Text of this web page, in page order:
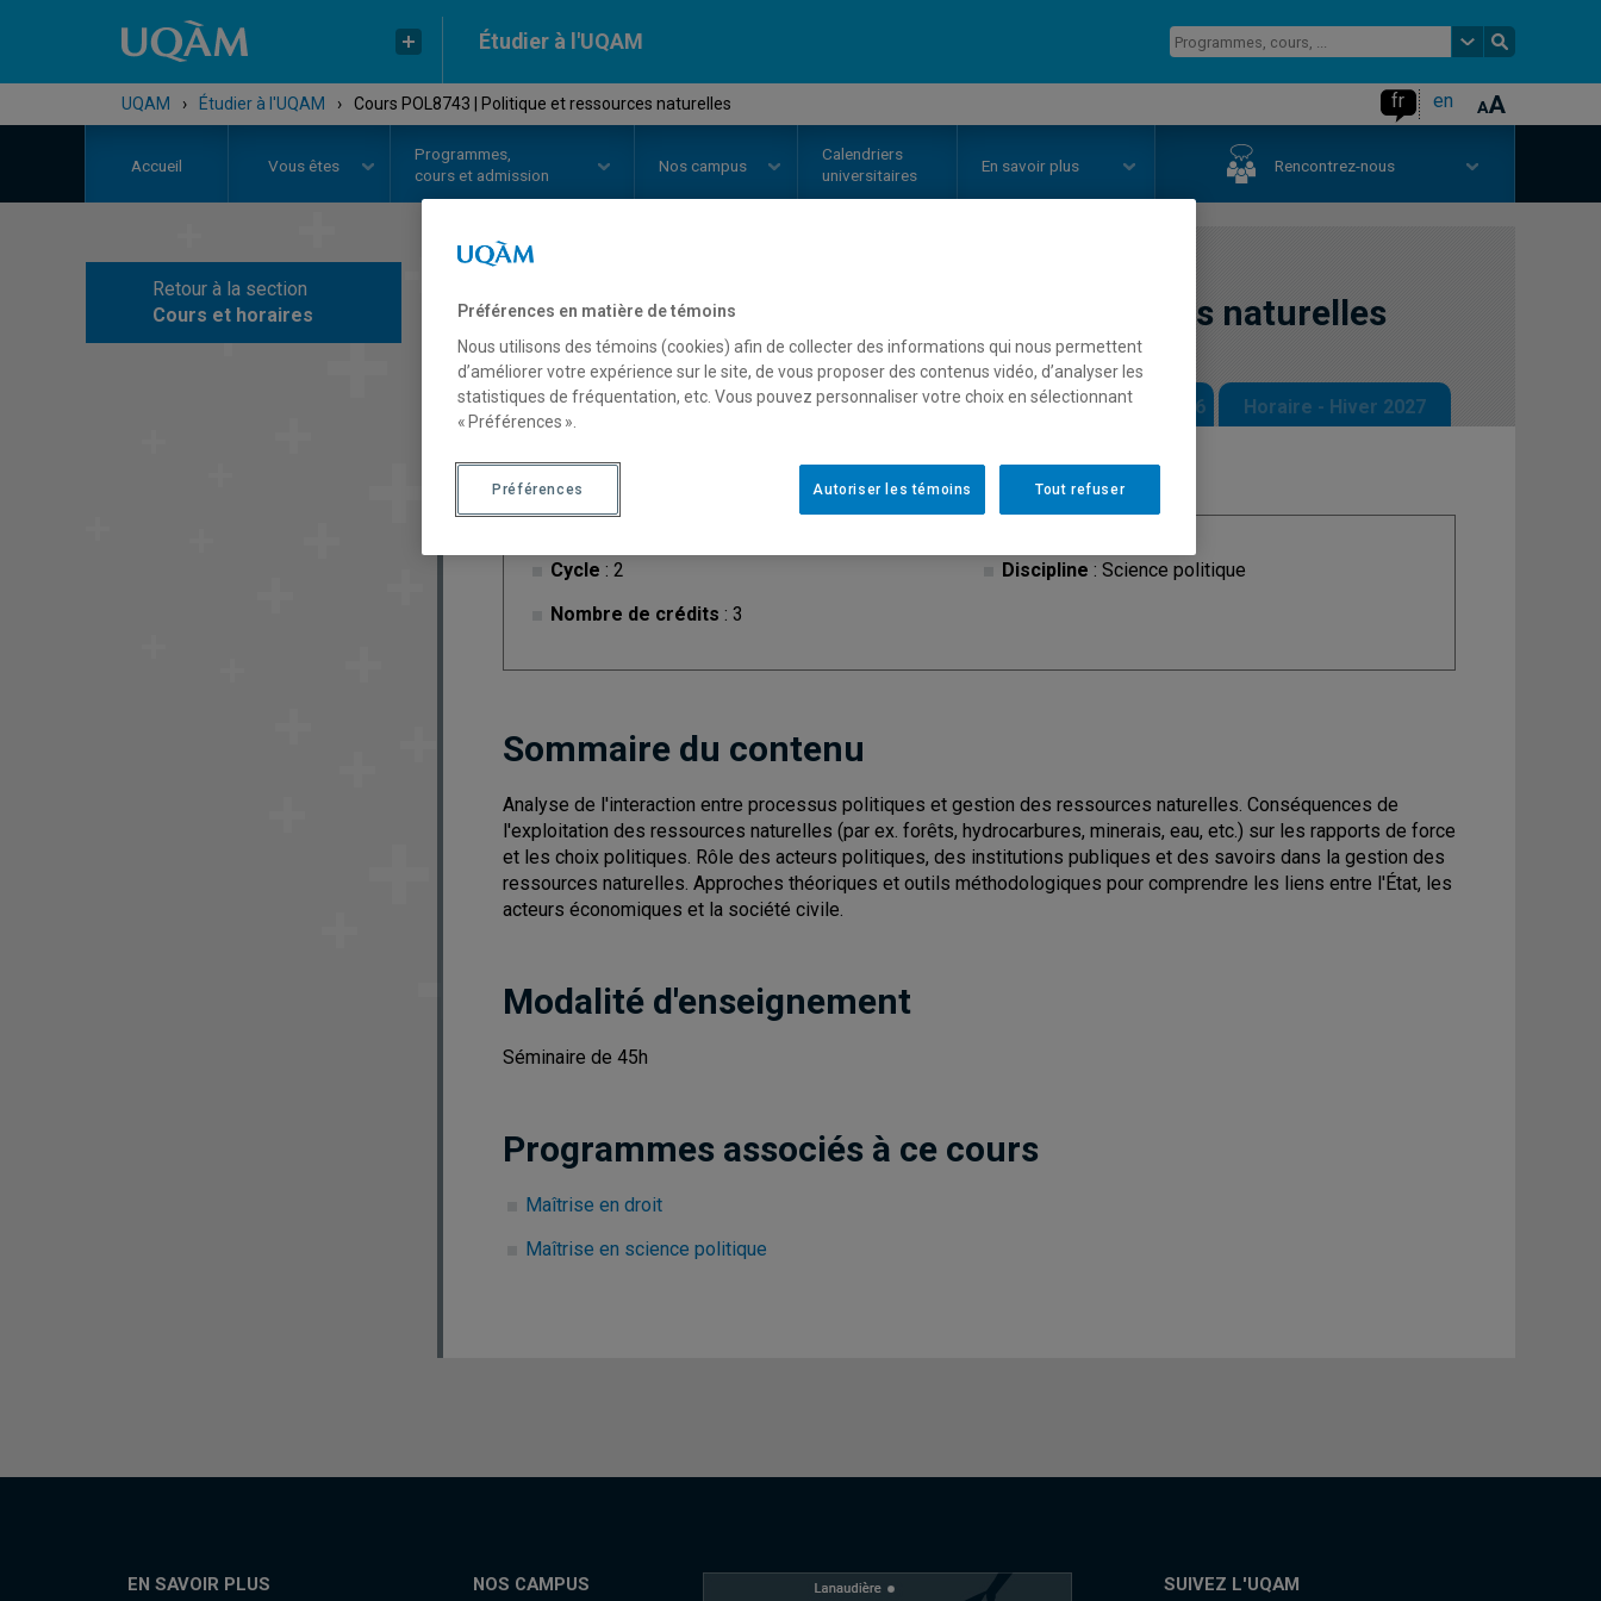
Étudier à l'UQAM
UQAM › Étudier à l'UQAM › Cours POL8743 | Politique et ressources naturelles fr en
Accueil Vous êtes
Programmes,
cours et admission
Nos campus
Calendriers
universitaires
En savoir plus Rencontrez-nous
Retour à la section
Cours et horaires
COURS// POL8743 Politique et ressources naturelles
Description Horaire - Été 2026 Horaire - Automne 2026 Horaire - Hiver 2027
Cycle : 2
Nombre de crédits : 3
Discipline : Science politique
Sommaire du contenu
Analyse de l'interaction entre processus politiques et gestion des ressources naturelles. Conséquences de
l'exploitation des ressources naturelles (par ex. forêts, hydrocarbures, minerais, eau, etc.) sur les rapports de force
et les choix politiques. Rôle des acteurs politiques, des institutions publiques et des savoirs dans la gestion des
ressources naturelles. Approches théoriques et outils méthodologiques pour comprendre les liens entre l'État, les
acteurs économiques et la société civile.
Modalité d'enseignement
Séminaire de 45h
Programmes associés à ce cours
Maîtrise en droit
Maîtrise en science politique
EN SAVOIR PLUS NOS CAMPUS SUIVEZ L'UQAM
Préférences en matière de témoins
Nous utilisons des témoins (cookies) afin de collecter des informations qui nous permettent
d’améliorer votre expérience sur le site, de vous proposer des contenus vidéo, d’analyser les
statistiques de fréquentation, etc. Vous pouvez personnaliser votre choix en sélectionnant
« Préférences ».
Tout refuser
Autoriser les témoins
Préférences